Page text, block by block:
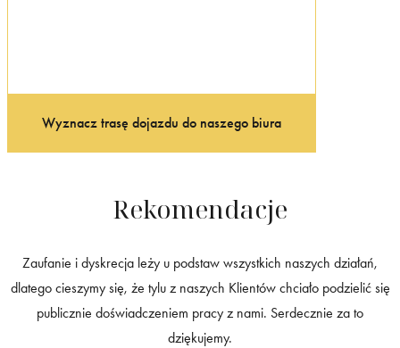
Wyznacz trasę dojazdu do naszego biura
Rekomendacje
Zaufanie i dyskrecja leży u podstaw wszystkich naszych działań,
dlatego cieszymy się, że tylu z naszych Klientów chciało podzielić się
publicznie doświadczeniem pracy z nami. Serdecznie za to
dziękujemy.